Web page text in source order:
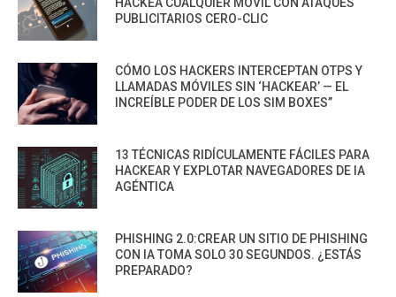
PUBLICITARIOS CERO-CLIC
CÓMO LOS HACKERS INTERCEPTAN OTPS Y
LLAMADAS MÓVILES SIN ‘HACKEAR’ — EL
INCREÍBLE PODER DE LOS SIM BOXES”
13 TÉCNICAS RIDÍCULAMENTE FÁCILES PARA
HACKEAR Y EXPLOTAR NAVEGADORES DE IA
AGÉNTICA
PHISHING 2.0:CREAR UN SITIO DE PHISHING
CON IA TOMA SOLO 30 SEGUNDOS. ¿ESTÁS
PREPARADO?